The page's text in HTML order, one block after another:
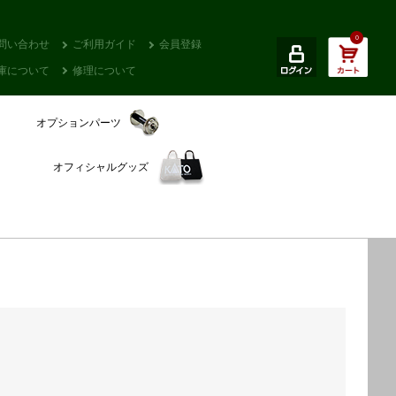
い合わせ ご利用ガイド 会員登録
について 修理について
0
オプションパーツ
オフィシャルグッズ